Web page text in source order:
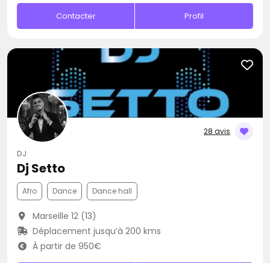
Contacter Profil
28 avis
DJ
Dj Setto
Afro Dance Dance hall
Marseille 12 (13)
Déplacement jusqu’à 200 kms
À partir de 950€